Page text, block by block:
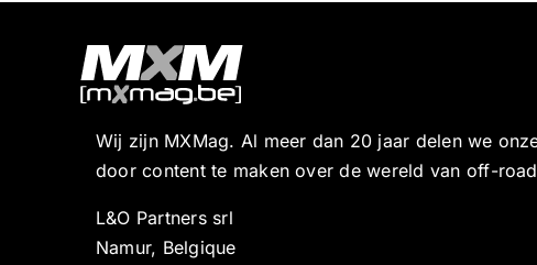
Wij zijn MXMag. Al meer dan 20 jaar delen we
door content te maken over de wereld van off-
L&O Partners srl
Namur, Belgique